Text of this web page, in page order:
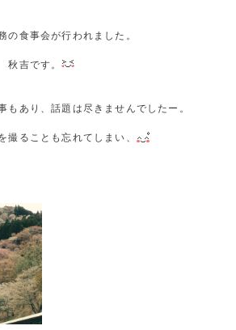
の食事会が行われました。
秋吉です。
もあり、話題は尽きませんでしたー。
撮ることも忘れてしまい、